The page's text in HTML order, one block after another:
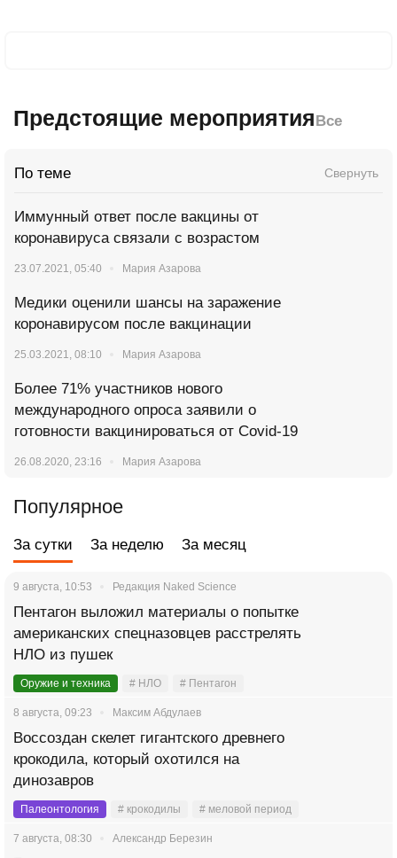
Предстоящие мероприятияВсе
По теме Свернуть
Иммунный ответ после вакцины от
коронавируса связали с возрастом
23.07.2021, 05:40 Мария Азарова
Медики оценили шансы на заражение
коронавирусом после вакцинации
25.03.2021, 08:10 Мария Азарова
Более 71% участников нового
международного опроса заявили о
готовности вакцинироваться от Covid-19
26.08.2020, 23:16 Мария Азарова
Популярное
За сутки За неделю За месяц
9 августа, 10:53 Редакция Naked Science
Пентагон выложил материалы о попытке
американских спецназовцев расстрелять
НЛО из пушек
Оружие и техника # НЛО # Пентагон
8 августа, 09:23 Максим Абдулаев
Воссоздан скелет гигантского древнего
крокодила, который охотился на
динозавров
Палеонтология # крокодилы # меловой период
7 августа, 08:30 Александр Березин